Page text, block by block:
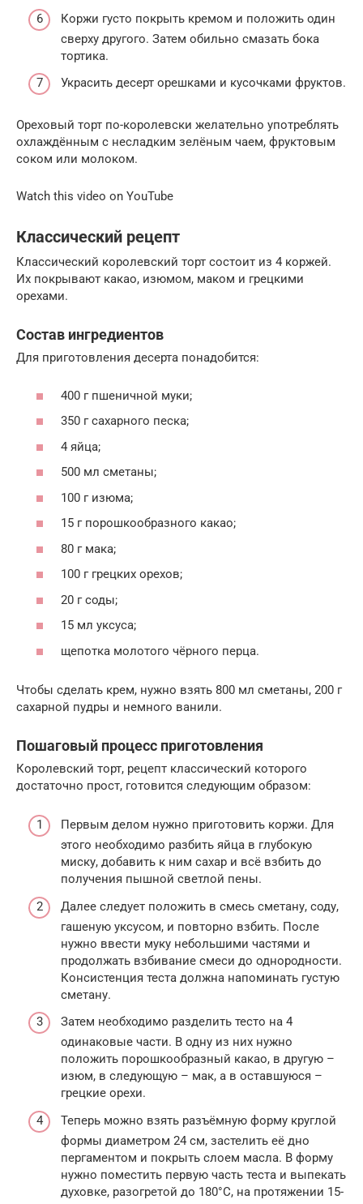
Коржи густо покрыть кремом и положить один
сверху другого. Затем обильно смазать бока
тортика.
Украсить десерт орешками и кусочками фруктов.
Ореховый торт по-королевски желательно употреблять
охлаждённым с несладким зелёным чаем, фруктовым
соком или молоком.
Watch this video on YouTube
Классический рецепт
Классический королевский торт состоит из 4 коржей.
Их покрывают какао, изюмом, маком и грецкими
орехами.
Состав ингредиентов
Для приготовления десерта понадобится:
400 г пшеничной муки;
350 г сахарного песка;
4 яйца;
500 мл сметаны;
100 г изюма;
15 г порошкообразного какао;
80 г мака;
100 г грецких орехов;
20 г соды;
15 мл уксуса;
щепотка молотого чёрного перца.
Чтобы сделать крем, нужно взять 800 мл сметаны, 200 г
сахарной пудры и немного ванили.
Пошаговый процесс приготовления
Королевский торт, рецепт классический которого
достаточно прост, готовится следующим образом:
Первым делом нужно приготовить коржи. Для
этого необходимо разбить яйца в глубокую
миску, добавить к ним сахар и всё взбить до
получения пышной светлой пены.
Далее следует положить в смесь сметану, соду,
гашеную уксусом, и повторно взбить. После
нужно ввести муку небольшими частями и
продолжать взбивание смеси до однородности.
Консистенция теста должна напоминать густую
сметану.
Затем необходимо разделить тесто на 4
одинаковые части. В одну из них нужно
положить порошкообразный какао, в другую –
изюм, в следующую – мак, а в оставшуюся –
грецкие орехи.
Теперь можно взять разъёмную форму круглой
формы диаметром 24 см, застелить её дно
пергаментом и покрыть слоем масла. В форму
нужно поместить первую часть теста и выпекать
духовке, разогретой до 180°С, на протяжении 15-